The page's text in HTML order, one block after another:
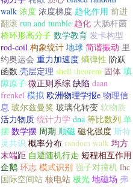
walk 浓度 浓度梯度 趋化作用 前进
翻滚 run and tumble 趋化 大肠杆菌
桥环形高分子 数学教育 发卡构型
rod-coil 构象统计 地球 简谐振动 里
约奥运会 重力加速度 熵弹性 阶跃
函数 壳层定理 shell theorem 固体 填
隙原子 微正则系综 缺陷 daan
frenkel 模拟 欧洲物理学报e 物理信
息 玻尔兹曼奖 玻璃化转变 软物质
活力物质 统计力学 dna 等比数列 单
摆 数学摆 周期 顺磁 磁化强度 斯特
灵共识 概率分布 random walk 均方
末端距 自避随机行走 短程相互作用
企鹅 环志 模式识别 强子对撞机 lhc
国际空间站 核电站 极光 地磁场 弗